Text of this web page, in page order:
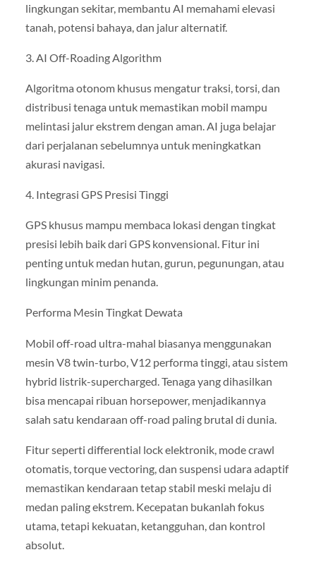
lingkungan sekitar, membantu AI memahami elevasi
tanah, potensi bahaya, dan jalur alternatif.
3. AI Off-Roading Algorithm
Algoritma otonom khusus mengatur traksi, torsi, dan
distribusi tenaga untuk memastikan mobil mampu
melintasi jalur ekstrem dengan aman. AI juga belajar
dari perjalanan sebelumnya untuk meningkatkan
akurasi navigasi.
4. Integrasi GPS Presisi Tinggi
GPS khusus mampu membaca lokasi dengan tingkat
presisi lebih baik dari GPS konvensional. Fitur ini
penting untuk medan hutan, gurun, pegunungan, atau
lingkungan minim penanda.
Performa Mesin Tingkat Dewata
Mobil off-road ultra-mahal biasanya menggunakan
mesin V8 twin-turbo, V12 performa tinggi, atau sistem
hybrid listrik-supercharged. Tenaga yang dihasilkan
bisa mencapai ribuan horsepower, menjadikannya
salah satu kendaraan off-road paling brutal di dunia.
Fitur seperti differential lock elektronik, mode crawl
otomatis, torque vectoring, dan suspensi udara adaptif
memastikan kendaraan tetap stabil meski melaju di
medan paling ekstrem. Kecepatan bukanlah fokus
utama, tetapi kekuatan, ketangguhan, dan kontrol
absolut.